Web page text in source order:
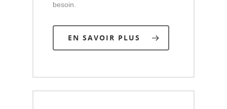
besoin.
EN SAVOIR PLUS